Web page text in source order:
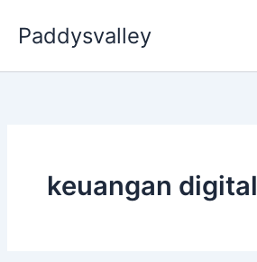
Paddysvalley
keuangan digital